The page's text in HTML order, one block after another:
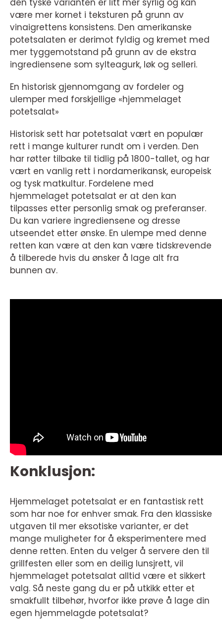
den tyske varianten er litt mer syrlig og kan
være mer kornet i teksturen på grunn av
vinaigrettens konsistens. Den amerikanske
potetsalaten er derimot fyldig og kremet med
mer tyggemotstand på grunn av de ekstra
ingrediensene som sylteagurk, løk og selleri.
En historisk gjennomgang av fordeler og
ulemper med forskjellige «hjemmelaget
potetsalat»
Historisk sett har potetsalat vært en populær
rett i mange kulturer rundt om i verden. Den
har røtter tilbake til tidlig på 1800-tallet, og har
vært en vanlig rett i nordamerikansk, europeisk
og tysk matkultur. Fordelene med
hjemmelaget potetsalat er at den kan
tilpasses etter personlig smak og preferanser.
Du kan variere ingrediensene og dresse
utseendet etter ønske. En ulempe med denne
retten kan være at den kan være tidskrevende
å tilberede hvis du ønsker å lage alt fra
bunnen av.
Konklusjon:
Hjemmelaget potetsalat er en fantastisk rett
som har noe for enhver smak. Fra den klassiske
utgaven til mer eksotiske varianter, er det
mange muligheter for å eksperimentere med
denne retten. Enten du velger å servere den til
grillfesten eller som en deilig lunsjrett, vil
hjemmelaget potetsalat alltid være et sikkert
valg. Så neste gang du er på utkikk etter et
smakfullt tilbehør, hvorfor ikke prøve å lage din
egen hjemmelagde potetsalat?